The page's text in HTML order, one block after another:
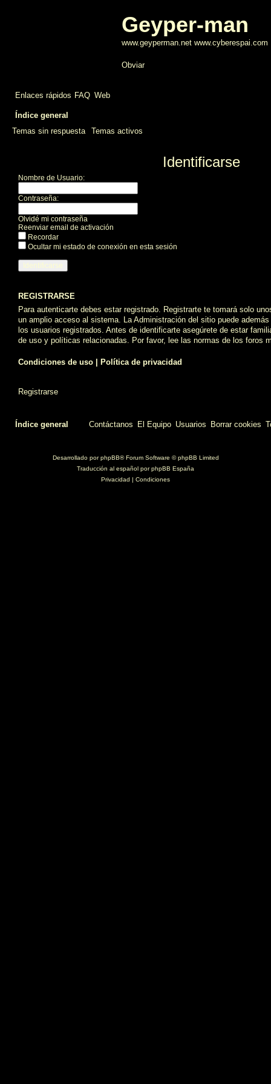
Geyper-man
www.geyperman.net www.cyberespai.com
Obviar
Enlaces rápidos FAQ Web
Índice general
Temas sin respuesta
Temas activos
Identificarse
Nombre de Usuario:
Contraseña:
Olvidé mi contraseña
Reenviar email de activación
Recordar
Ocultar mi estado de conexión en esta sesión
REGISTRARSE
Para autenticarte debes estar registrado. Registrarte te tomará solo
un amplio acceso al sistema. La Administración del sitio puede
los usuarios registrados. Antes de identificarte asegúrete de estar
de uso y políticas relacionadas. Por favor, lee las normas de los foros
Condiciones de uso Política de privacidad
Registrarse
Índice general Borrar cookies
Usuarios
El Equipo
Contáctanos
Desarrollado porphpBB® Forum Software © phpBB Limited
Traducción al español porphpBB España
Privacidad | Condiciones